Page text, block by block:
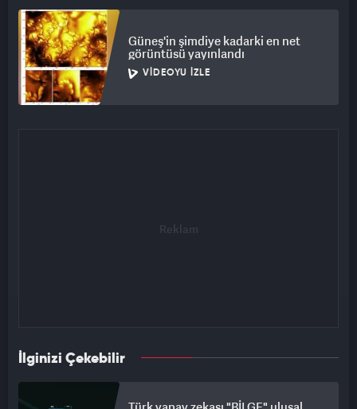
Güneş'in şimdiye kadarki en net
görüntüsü yayınlandı
VIDEOYU İZLE
İlginizi Çekebilir